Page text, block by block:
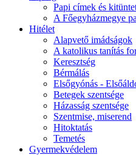
Papi címek és
A Főegyházmegye
Hitélet
Alapvető imádságok
A katolikus tanítás
Keresztség
Bérmálás
Elsőgyónás -
Betegek szentsége
Házasság szentsége
Szentmise, miserend
Hitoktatás
Temetés
Gyermekvédelem